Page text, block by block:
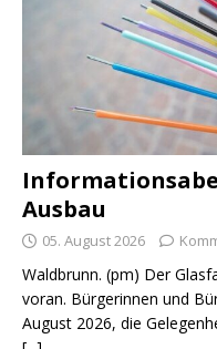
Ausbau
05. August 2026
Waldbrunn. (pm) Der
voran. Bürgerinnen und
August 2026, die